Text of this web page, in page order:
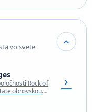
vo svete expand_more
Rock of
obrovskou
chevron_right